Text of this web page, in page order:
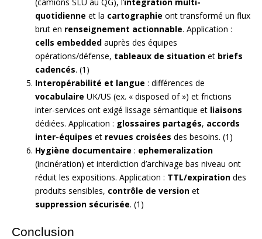
quotidienne et la cartographie ont transformé un flux
brut en renseignement actionnable. Application :
cells embedded auprès des équipes
opérations/défense, tableaux de situation et briefs
cadencés. (1)
Interopérabilité et langue : différences de
vocabulaire UK/US (ex. « disposed of ») et frictions
inter-services ont exigé lissage sémantique et liaisons
dédiées. Application : glossaires partagés, accords
inter-équipes et revues croisées des besoins. (1)
Hygiène documentaire : ephemeralization
(incinération) et interdiction d’archivage bas niveau ont
réduit les expositions. Application : TTL/expiration des
produits sensibles, contrôle de version et
suppression sécurisée. (1)
Conclusion